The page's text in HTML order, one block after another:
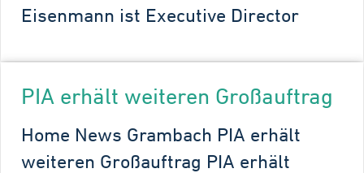
Eisenmann ist Executive Director
PIA erhält weiteren Großauftrag
Home News Grambach PIA erhält
weiteren Großauftrag PIA erhält